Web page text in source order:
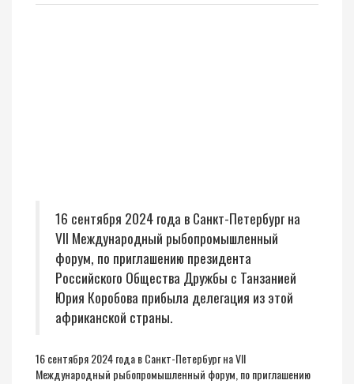
16 сентября 2024 года в Санкт-Петербург на
VII Международный рыбопромышленный
форум, по приглашению президента
Российского Общества Дружбы с Танзанией
Юрия Коробова прибыла делегация из этой
африканской страны.
16 сентября 2024 года в Санкт-Петербург на VII
Международный рыбопромышленный форум, по приглашению